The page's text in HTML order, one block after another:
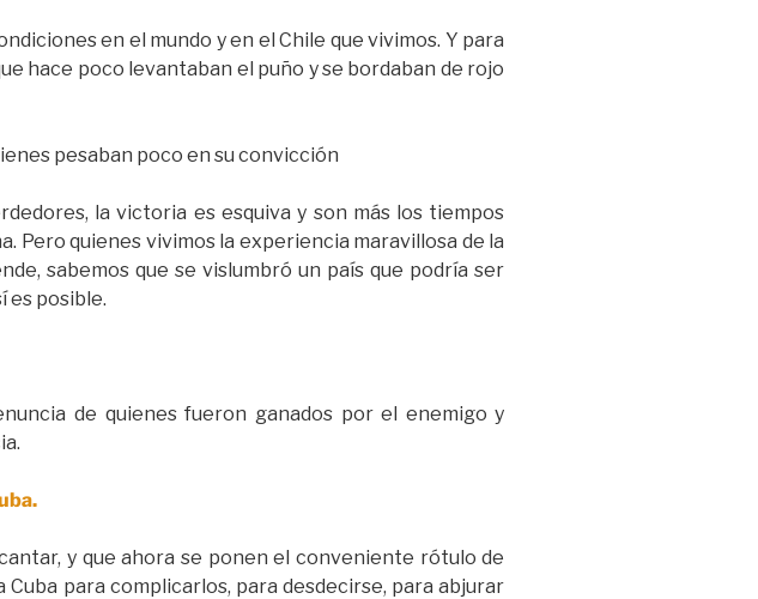
en el mundo y en el Chile que vivimos. Y para
hace poco levantaban el puño y se bordaban de rojo
pesaban poco en su convicción
la victoria es esquiva y son más los tiempos
Pero quienes vivimos la experiencia maravillosa de la
sabemos que se vislumbró un país que podría ser
es posible.
de quienes fueron ganados por el enemigo y
y que ahora se ponen el conveniente rótulo de
para complicarlos, para desdecirse, para abjurar